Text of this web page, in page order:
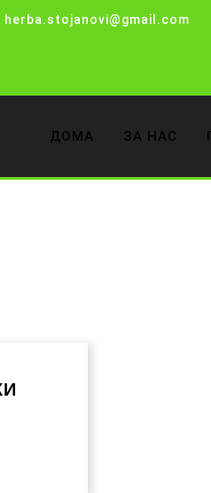
herba.stojanovi@gmail.com
ДОМА ЗА НАС